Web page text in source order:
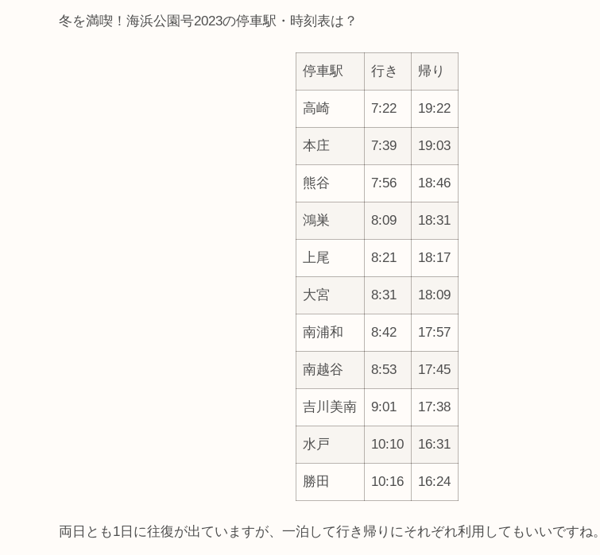
冬を満喫！海浜公園号2023の停車駅・時刻表は？
停車駅 行き 帰り
高崎 7:22 19:22
本庄 7:39 19:03
熊谷 7:56 18:46
鴻巣 8:09 18:31
上尾 8:21 18:17
大宮 8:31 18:09
南浦和 8:42 17:57
南越谷 8:53 17:45
吉川美南 9:01 17:38
水戸 10:10 16:31
勝田 10:16 16:24
両日とも1日に往復が出ていますが、一泊して行き帰りにそれぞれ利用してもいいですね。